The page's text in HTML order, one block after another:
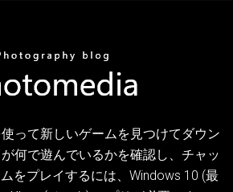
って新しいゲームを見つけてダウン
何で遊んでいるかを確認し、チャッ
をプレイするには、Windows 10 (最